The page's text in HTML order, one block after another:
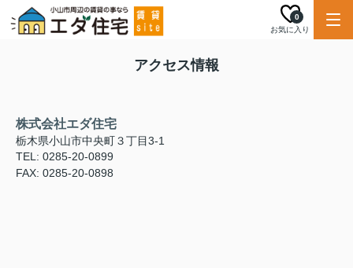
お気に入り
0
アクセス情報
株式会社エダ住宅
栃木県小山市中央町３丁目3-1
TEL: 0285-20-0899
FAX: 0285-20-0898